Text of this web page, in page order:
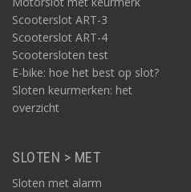
Scooterslot ART-3
Scooterslot ART-4
Scootersloten test
E-bike: hoe het best op slot?
Sloten keurmerken: het
overzicht
SLOTEN > MET
Sloten met alarm